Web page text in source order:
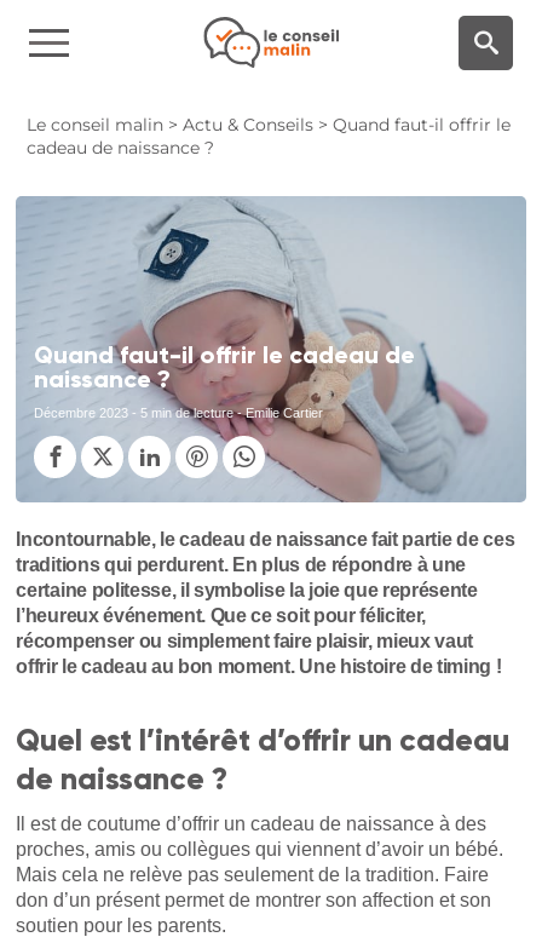
Le conseil malin >Actu & Conseils >Quand faut-il offrir le
cadeau de naissance ?
Quand faut-il offrir le cadeau de
naissance ?
Décembre 2023 - 5 min de lecture - Emilie Cartier
Incontournable, le cadeau de naissance fait partie de ces
traditions qui perdurent. En plus de répondre à une
certaine politesse, il symbolise la joie que représente
l’heureux événement. Que ce soit pour féliciter,
récompenser ou simplement faire plaisir, mieux vaut
offrir le cadeau au bon moment. Une histoire de timing !
Quel est l’intérêt d’offrir un cadeau
de naissance ?
Il est de coutume d’offrir un cadeau de naissance à des
proches, amis ou collègues qui viennent d’avoir un bébé.
Mais cela ne relève pas seulement de la tradition. Faire
don d’un présent permet de montrer son affection et son
soutien pour les parents.